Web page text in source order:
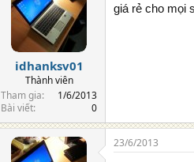
idhanksv01
Thành viên
Tham gia
1/6/2013
Bài viết
0
giá rẻ cho mọi
23/6/2013